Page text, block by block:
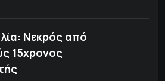
Νεκρός από
15χρονος